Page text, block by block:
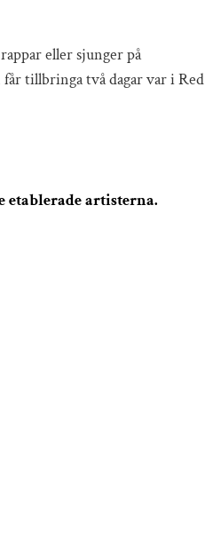
eller sjunger på
tillbringa två dagar var i Red
etablerade artisterna.